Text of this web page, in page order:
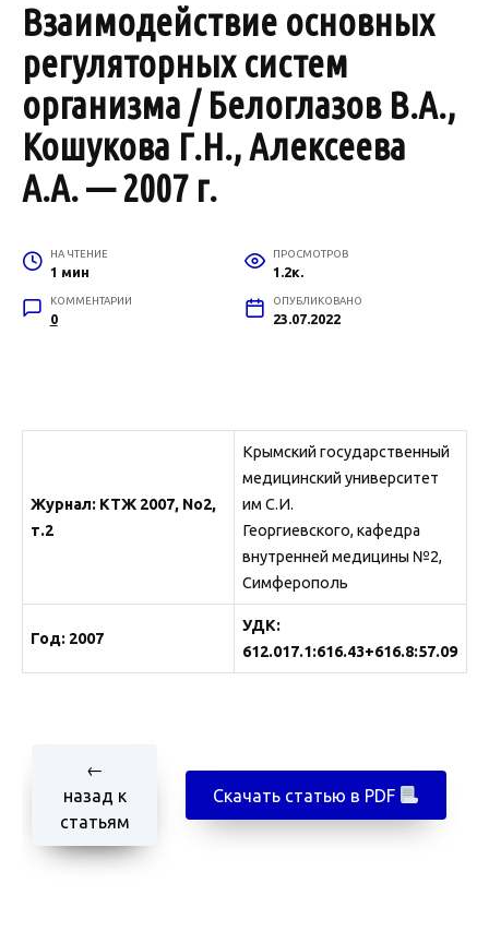
Взаимодействие основных
регуляторных систем
организма / Белоглазов В.А.,
Кошукова Г.Н., Алексеева
А.А. — 2007 г.
НА ЧТЕНИЕ
1 мин
ПРОСМОТРОВ
1.2к.
КОММЕНТАРИИ
0
ОПУБЛИКОВАНО
23.07.2022
Журнал: КТЖ 2007, No2,
т.2
Крымский государственный
медицинский университет
им С.И.
Георгиевского, кафедра
внутренней медицины №2,
Симферополь
Год: 2007
УДК:
612.017.1:616.43+616.8:57.09
←
назад к
статьям
Скачать статью в PDF